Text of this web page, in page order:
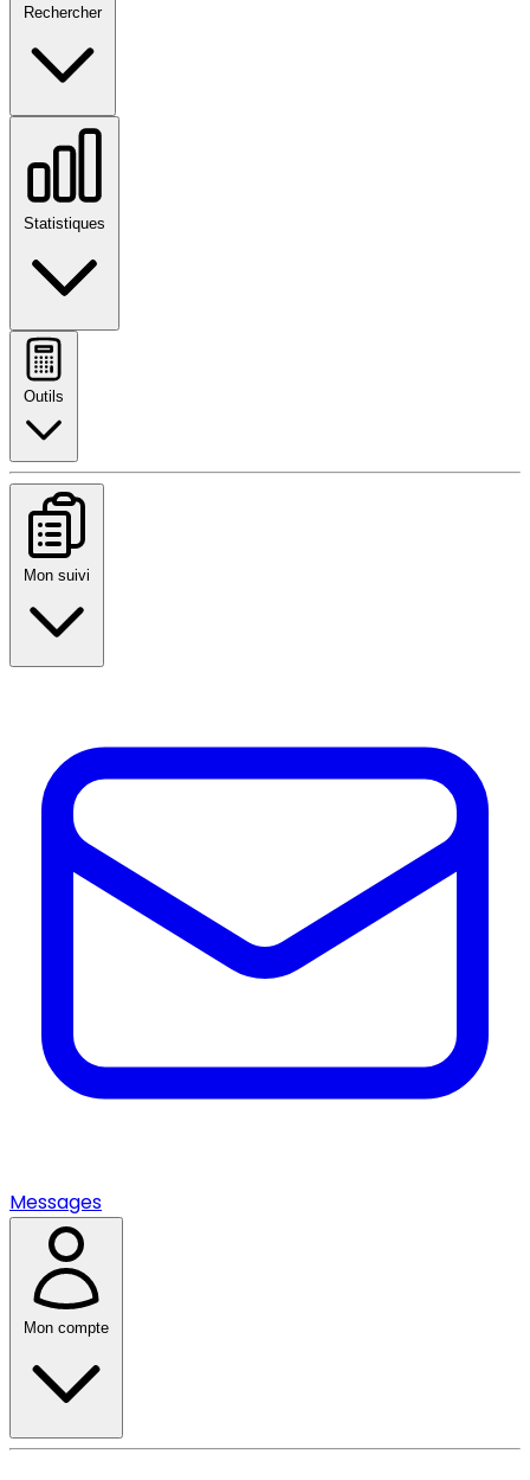
Rechercher
Statistiques
Outils
Mon suivi
Messages
Mon compte